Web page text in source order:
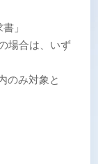
」
場合は、いず
のみ対象と